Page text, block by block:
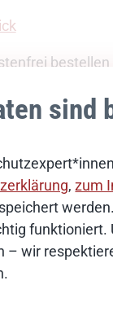
sind
,zum
funktioniert.
– wir
bestellen